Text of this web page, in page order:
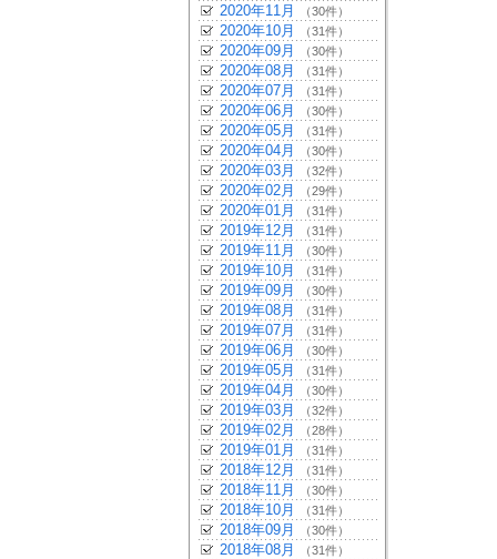
2020年11月 （30件）
2020年10月 （31件）
2020年09月 （30件）
2020年08月 （31件）
2020年07月 （31件）
2020年06月 （30件）
2020年05月 （31件）
2020年04月 （30件）
2020年03月 （32件）
2020年02月 （29件）
2020年01月 （31件）
2019年12月 （31件）
2019年11月 （30件）
2019年10月 （31件）
2019年09月 （30件）
2019年08月 （31件）
2019年07月 （31件）
2019年06月 （30件）
2019年05月 （31件）
2019年04月 （30件）
2019年03月 （32件）
2019年02月 （28件）
2019年01月 （31件）
2018年12月 （31件）
2018年11月 （30件）
2018年10月 （31件）
2018年09月 （30件）
2018年08月 （31件）